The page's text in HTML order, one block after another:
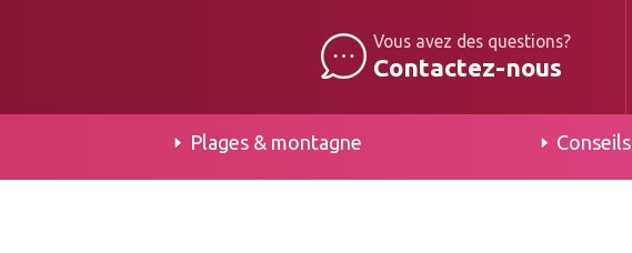
Vous avez des questions?
Contactez-nous
Plages & montagne Conseils